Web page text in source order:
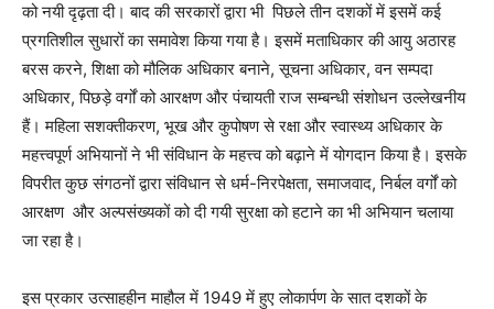
को नयी दृढ़ता दी। बाद की सरकारों द्वारा भी पिछले तीन दशकों में इसमें कई
प्रगतिशील सुधारों का समावेश किया गया है। इसमें मताधिकार की आयु अठारह
बरस करने, शिक्षा को मौलिक अधिकार बनाने, सूचना अधिकार, वन सम्पदा
अधिकार, पिछड़े वर्गों को आरक्षण और पंचायती राज सम्बन्धी संशोधन उल्लेखनीय
हैं। महिला सशक्तीकरण, भूख और कुपोषण से रक्षा और स्वास्थ्य अधिकार के
महत्त्वपूर्ण अभियानों ने भी संविधान के महत्त्व को बढ़ाने में योगदान किया है। इसके
विपरीत कुछ संगठनों द्वारा संविधान से धर्म-निरपेक्षता, समाजवाद, निर्बल वर्गों को
आरक्षण और अल्पसंख्यकों को दी गयी सुरक्षा को हटाने का भी अभियान चलाया
जा रहा है।
इस प्रकार उत्साहहीन माहौल में 1949 में हुए लोकार्पण के सात दशकों के